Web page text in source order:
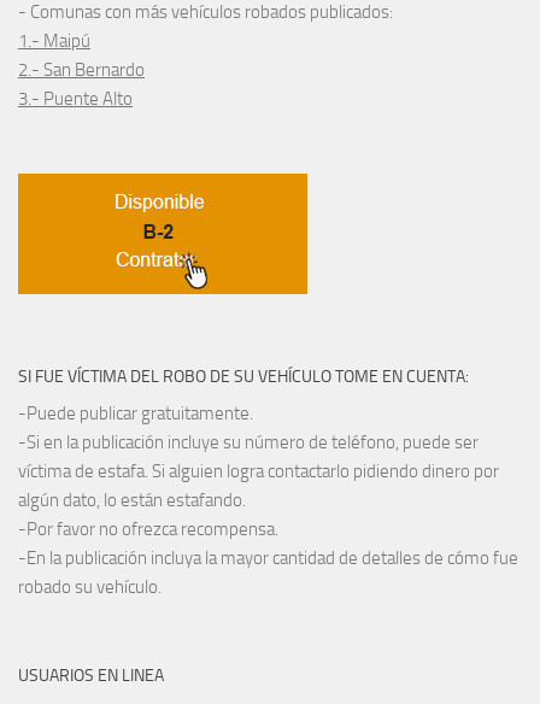
- Comunas con más vehículos robados publicados:
1.- Maipú
2.- San Bernardo
3.- Puente Alto
SI FUE VÍCTIMA DEL ROBO DE SU VEHÍCULO TOME EN CUENTA:
-Puede publicar gratuitamente.
-Si en la publicación incluye su número de teléfono, puede ser
víctima de estafa. Si alguien logra contactarlo pidiendo dinero por
algún dato, lo están estafando.
-Por favor no ofrezca recompensa.
-En la publicación incluya la mayor cantidad de detalles de cómo fue
robado su vehículo.
USUARIOS EN LINEA